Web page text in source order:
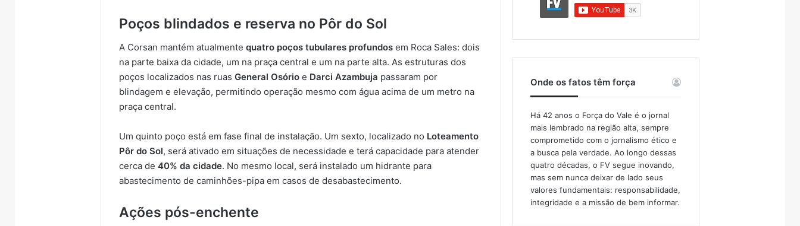
Poços blindados e reserva no Pôr do Sol
A Corsan mantém atualmentequatro poços tubulares profundos em Roca Sales: dois
na parte baixa da cidade, um na praça central e um na parte alta. As estruturas dos
poços localizados nas ruasGeneral Osório e Darci Azambuja passaram por
blindagem e elevação, permitindo operação mesmo com água acima de um metro na
praça central.
Um quinto poço está em fase final de instalação. Um sexto, localizado no Loteamento
Pôr do Sol, será ativado em situações de necessidade e terá capacidade para atender
cerca de40% da cidade. No mesmo local, será instalado um hidrante para
abastecimento de caminhões-pipa em casos de desabastecimento.
Ações pós-enchente
Onde os fatos têm força
Há 42 anos o Força do Vale é o jornal
mais lembrado na região alta, sempre
comprometido com o jornalismo ético e
a busca pela verdade. Ao longo dessas
quatro décadas, o FV segue inovando,
mas sem nunca deixar de lado seus
valores fundamentais: responsabilidade,
integridade e a missão de bem informar.​